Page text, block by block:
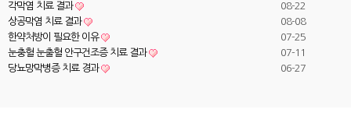
각막염 치료 결과
08-22
상공막염 치료 결과
08-08
한약처방이 필요한 이유
07-25
눈충혈 눈출혈 안구건조증 치료 결과
07-11
당뇨망막병증 치료 경과
06-27